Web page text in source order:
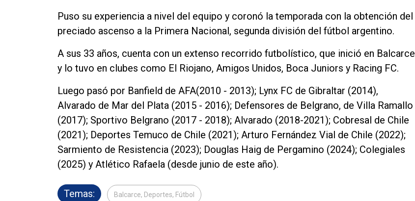
Puso su experiencia a nivel del equipo y coronó la temporada con la obtención del
preciado ascenso a la Primera Nacional, segunda división del fútbol argentino.
A sus 33 años, cuenta con un extenso recorrido futbolístico, que inició en Balcarce
y lo tuvo en clubes como El Riojano, Amigos Unidos, Boca Juniors y Racing FC.
Luego pasó por Banfield de AFA(2010 - 2013); Lynx FC de Gibraltar (2014),
Alvarado de Mar del Plata (2015 - 2016); Defensores de Belgrano, de Villa Ramallo
(2017); Sportivo Belgrano (2017 - 2018); Alvarado (2018-2021); Cobresal de Chile
(2021); Deportes Temuco de Chile (2021); Arturo Fernández Vial de Chile (2022);
Sarmiento de Resistencia (2023); Douglas Haig de Pergamino (2024); Colegiales
(2025) y Atlético Rafaela (desde junio de este año).
Temas: Balcarce, Deportes, Fútbol